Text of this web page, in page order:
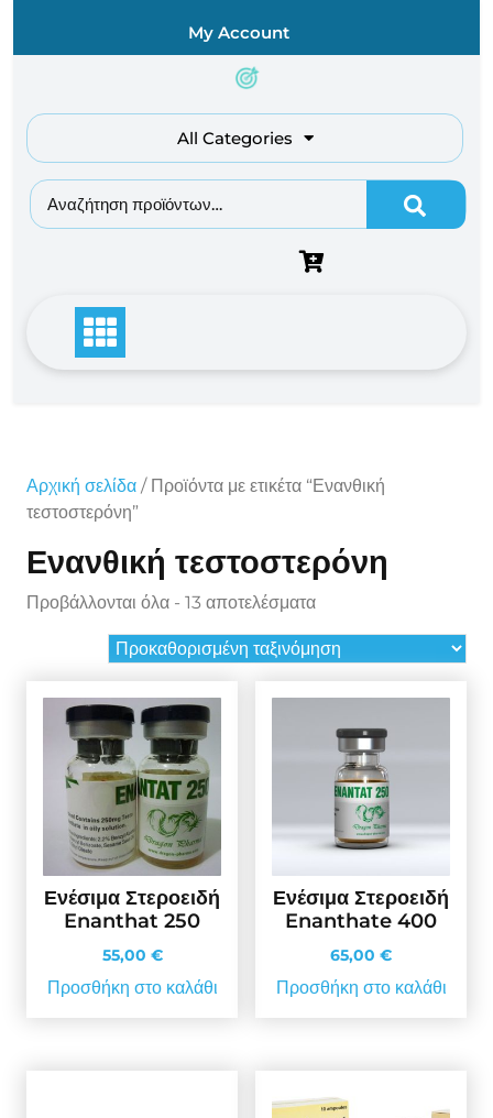
My Account
All Categories
Αναζήτηση για:
Αρχική σελίδα / Προϊόντα με ετικέτα “Ενανθική
τεστοστερόνη”
Ενανθική τεστοστερόνη
Προβάλλονται όλα - 13 αποτελέσματα
Ενέσιμα Στεροειδή
Enanthat 250
55,00 €
Προσθήκη στο καλάθι
Ενέσιμα Στεροειδή
Enanthate 400
65,00 €
Προσθήκη στο καλάθι